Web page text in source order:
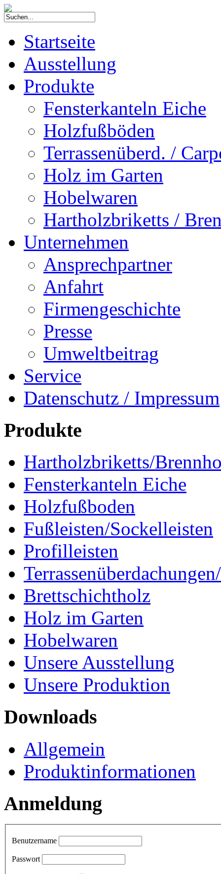
Startseite
Ausstellung
Produkte
Fensterkanteln Eiche
Holzfußböden
Terrassenüberd. /
Holz im Garten
Hobelwaren
Hartholzbriketts /
Unternehmen
Ansprechpartner
Anfahrt
Firmengeschichte
Presse
Umweltbeitrag
Service
Datenschutz / Impressum
Produkte
Hartholzbriketts/
Fensterkanteln Eiche
Holzfußboden
Fußleisten/Sockelleisten
Profilleisten
Brettschichtholz
Holz im Garten
Hobelwaren
Unsere Ausstellung
Unsere Produktion
Downloads
Allgemein
Produktinformationen
Anmeldung
Benutzername
Passwort